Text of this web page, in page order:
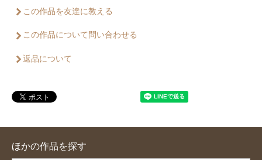
この作品を友達に教える
この作品について問い合わせる
返品について
ほかの作品を探す